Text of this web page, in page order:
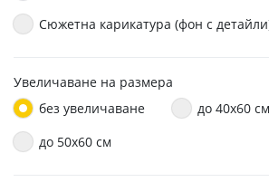
Сюжетна карикатура (фон с
Увеличаване на размера
без увеличаване
до 40х60
до 50x60 см